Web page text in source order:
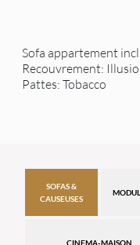
Sofa appartement
Recouvrement:
Pattes: Tobacco
SOFAS &
CAUSEUSES
CINEMA-MAISON